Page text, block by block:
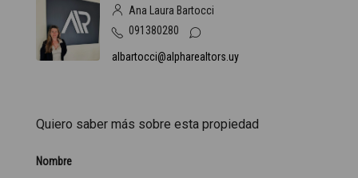
Ana Laura Bartocci
091380280
albartocci@alpharealtors.uy
Quiero saber más sobre esta propiedad
Nombre